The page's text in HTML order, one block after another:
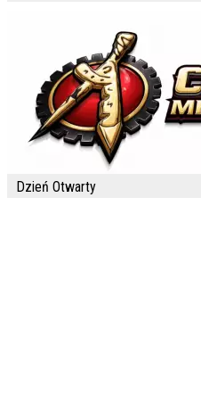
Dzień Otwarty